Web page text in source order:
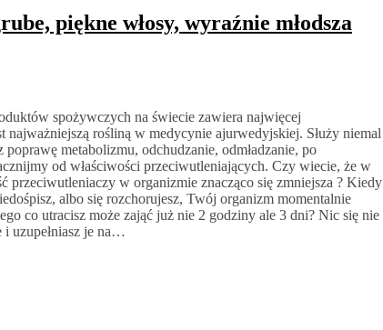
piękne włosy, wyraźnie młodsza
spożywczych na świecie zawiera najwięcej
rośliną w medycynie ajurwedyjskiej. Służy niemal
metabolizmu, odchudzanie, odmładzanie, po
od właściwości przeciwutleniających. Czy wiecie, że w
przeciwutleniaczy w organizmie znacząco się zmniejsza ? Kiedy
albo się rozchorujesz, Twój organizm momentalnie
co utracisz może zająć już nie 2 godziny ale 3 dni? Nic się nie
uzupełniasz je na…